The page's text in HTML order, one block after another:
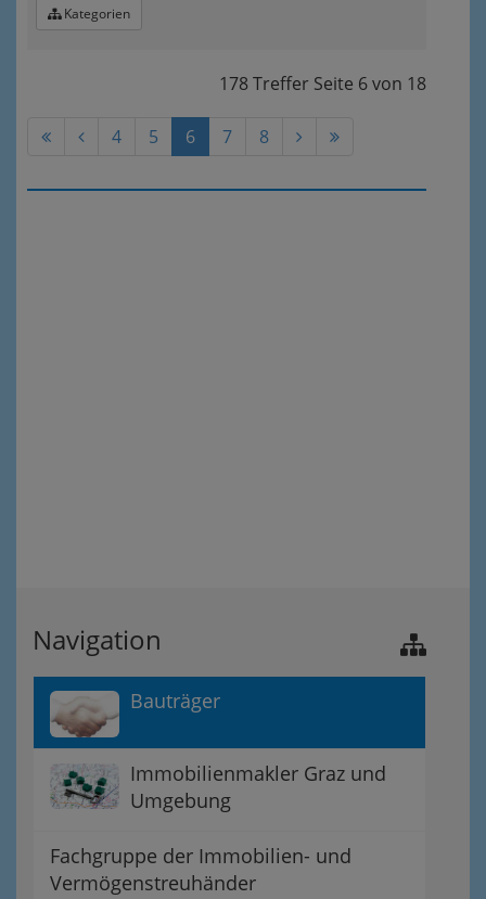
Kategorien
178 Treffer Seite 6von 18
4 5 6 7 8
Navigation
Bauträger
Immobilienmakler Graz und
Umgebung
Fachgruppe der Immobilien- und
Vermögenstreuhänder